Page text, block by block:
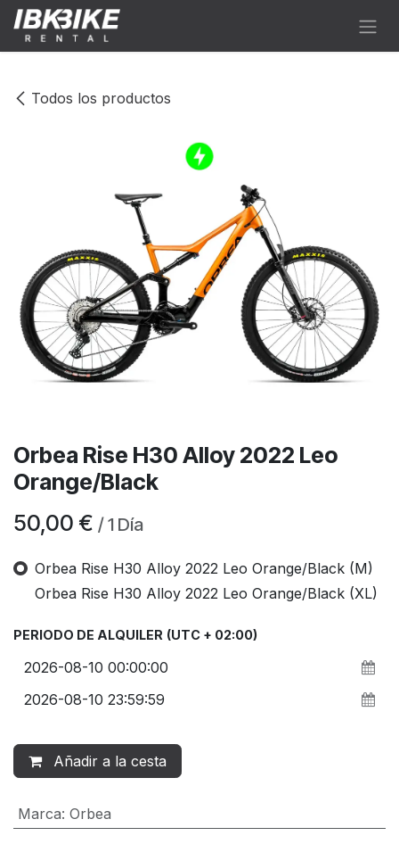
Ir al contenido
Todos los productos
Orbea Rise H30 Alloy 2022 Leo
Orange/Black
50,00 € /1 Día
Orbea Rise H30 Alloy 2022 Leo Orange/Black (M)
Orbea Rise H30 Alloy 2022 Leo Orange/Black (XL)
PERIODO DE ALQUILER (UTC + 02:00)
Añadir a la cesta
Marca: Orbea